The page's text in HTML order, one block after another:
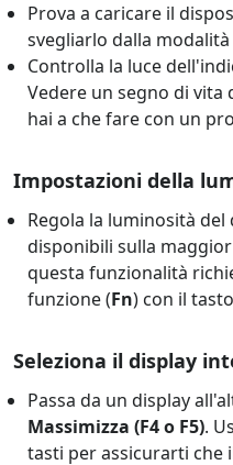
Prova a caricare il
svegliarlo dalla
Controlla la luce
Vedere un segno di
hai a che fare con un
Impostazioni della
Regola la luminosità
disponibili sulla
questa funzionalità
funzione (Fn) con il
Seleziona il display
Passa da un display
Massimizza (F4 o F5).
tasti per assicurarti che